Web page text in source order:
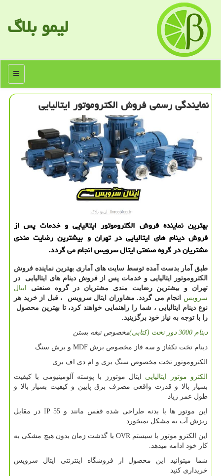
لیمو بلاگ
منو
نمایندگی رسمی فروش الكتروموتور ایتالیایی
بهترین نماینده فروش الكتروموتور ایتالیایی و خدمات پس از
فروش دینام های ایتالیایی در تهران و بیشترین رضایت مندی
مشتریان در گروه صنعتی ایتال سرویس انجام می گردد.
طبق آمار بدست آمده توسط سایت های آماری بهترین نماینده فروش
الکتروموتور ایتالیایی و خدمات پس از فروش دینام های ایتالیایی در
تهران و بیشترین رضایت مندی مشتریان در گروه صنعتی
ایتال
سرویس انجام می گردد. مشاوران ایتال سرویس ، قبل از خرید هر
نوع دینام ایتالیایی ، شما را راهنمایی خواهند كرد، تا بهترین محصول
را با توجه به نیاز خود برگزینید.
دینام 3000 دور تخت (کتابی)
مخصوص تیغه بستن
دینام تخت تکفاز و سه فاز مخصوص برش MDF و برش سنگ
الکتروموتور تخت مخصوص سنگ بری و ام دی اف بری
الکترو موتور ایتالیایی ایتال موتورز با پوسته آلومینیومی با کیفیت
بسیار بالا و قدرت واقعی مصرف برق پایین و کیفیت بسیار بالا و
طول عمر زیاد
این موتور ها با بدنه طراحی شده قفس مانند و IP 55 در مقابل
ریزش آب به مشکل نمیخورد.
این الکترو موتور با سیستم OVR با گذشت زمان بدون هیچ مشکی به
کار خود ادامه میدهد.
شما میتوانید این محصول از فروشگاه اینترنتی ایتال سرویس
خریداری کنید